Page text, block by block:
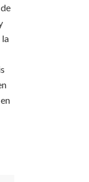
la